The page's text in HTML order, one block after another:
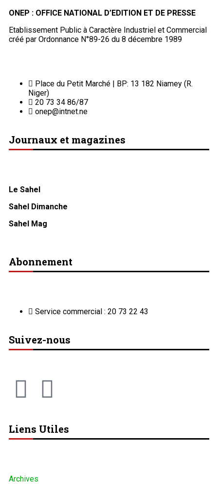
ONEP : OFFICE NATIONAL D’EDITION ET DE PRESSE
Etablissement Public à Caractère Industriel et Commercial
créé par Ordonnance N°89-26 du 8 décembre 1989
Place du Petit Marché | BP: 13 182 Niamey (R.
Niger)
20 73 34 86/87
onep@intnet.ne
Journaux et magazines
Le Sahel
Sahel Dimanche
Sahel Mag
Abonnement
Service commercial : 20 73 22 43
Suivez-nous
Liens Utiles
Archives